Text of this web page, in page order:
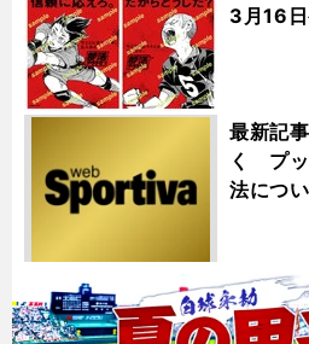
3月16
最新記
く プッ
法につ